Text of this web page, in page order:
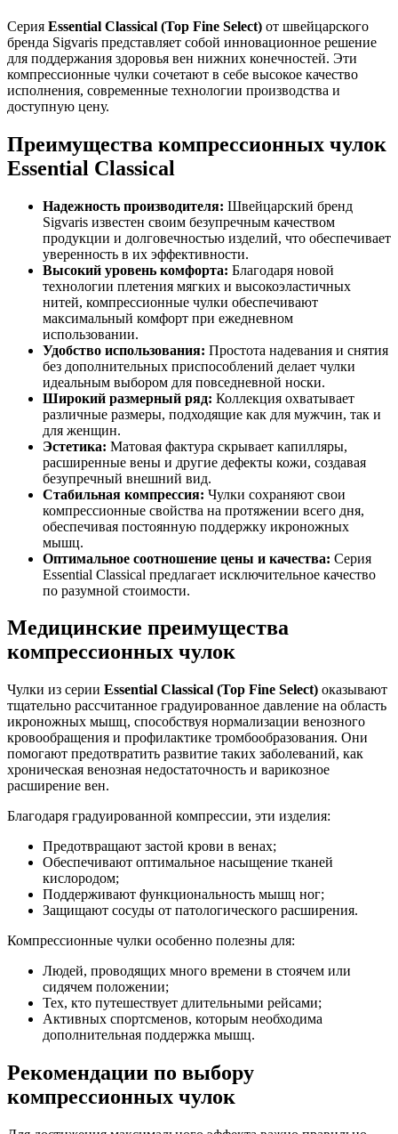
Серия Essential Classical (Top Fine Select) от швейцарского
бренда Sigvaris представляет собой инновационное решение
для поддержания здоровья вен нижних конечностей. Эти
компрессионные чулки сочетают в себе высокое качество
исполнения, современные технологии производства и
доступную цену.
Преимущества компрессионных чулок
Essential Classical
Надежность производителя: Швейцарский бренд
Sigvaris известен своим безупречным качеством
продукции и долговечностью изделий, что обеспечивает
уверенность в их эффективности.
Высокий уровень комфорта: Благодаря новой
технологии плетения мягких и высокоэластичных
нитей, компрессионные чулки обеспечивают
максимальный комфорт при ежедневном
использовании.
Удобство использования: Простота надевания и снятия
без дополнительных приспособлений делает чулки
идеальным выбором для повседневной носки.
Широкий размерный ряд: Коллекция охватывает
различные размеры, подходящие как для мужчин, так и
для женщин.
Эстетика: Матовая фактура скрывает капилляры,
расширенные вены и другие дефекты кожи, создавая
безупречный внешний вид.
Стабильная компрессия: Чулки сохраняют свои
компрессионные свойства на протяжении всего дня,
обеспечивая постоянную поддержку икроножных
мышц.
Оптимальное соотношение цены и качества: Серия
Essential Classical предлагает исключительное качество
по разумной стоимости.
Медицинские преимущества
компрессионных чулок
Чулки из серии Essential Classical (Top Fine Select) оказывают
тщательно рассчитанное градуированное давление на область
икроножных мышц, способствуя нормализации венозного
кровообращения и профилактике тромбообразования. Они
помогают предотвратить развитие таких заболеваний, как
хроническая венозная недостаточность и варикозное
расширение вен.
Благодаря градуированной компрессии, эти изделия:
Предотвращают застой крови в венах;
Обеспечивают оптимальное насыщение тканей
кислородом;
Поддерживают функциональность мышц ног;
Защищают сосуды от патологического расширения.
Компрессионные чулки особенно полезны для:
Людей, проводящих много времени в стоячем или
сидячем положении;
Тех, кто путешествует длительными рейсами;
Активных спортсменов, которым необходима
дополнительная поддержка мышц.
Рекомендации по выбору
компрессионных чулок